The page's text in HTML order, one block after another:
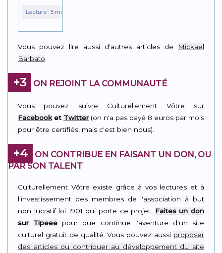
Vous pouvez lire aussi d'autres articles de
Mickaël
Barbato.
+3 ON REJOINT LA COMMUNAUTÉ
Vous pouvez suivre Culturellement Vôtre sur
Facebooket Twitter(on n'a pas payé 8 euros par mois
pour être certifiés, mais c'est bien nous).
+4
ON CONTRIBUE EN FAISANT UN DON, OU
PAR SON TALENT
Culturellement Vôtre existe grâce à vos lectures et à
l'investissement des membres de l'association à but
non lucratif loi 1901 qui porte ce projet. Faites un don
sur Tipeee pour que continue l'aventure d'un site
culturel gratuit de qualité. Vous pouvez aussi proposer
des articles ou contribuer au développement du site